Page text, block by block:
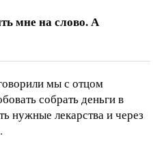
мне на слово. А
мы с отцом
собрать деньги в
нужные лекарства и через